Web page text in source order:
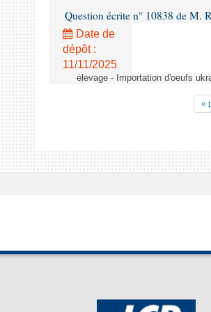
Question écrite n° 10838 de M.
Date de
dépôt :
11/11/2025
élevage - Importation d'oeufs
«